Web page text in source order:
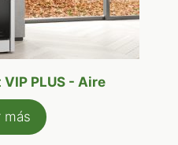
PLUS - Aire
más